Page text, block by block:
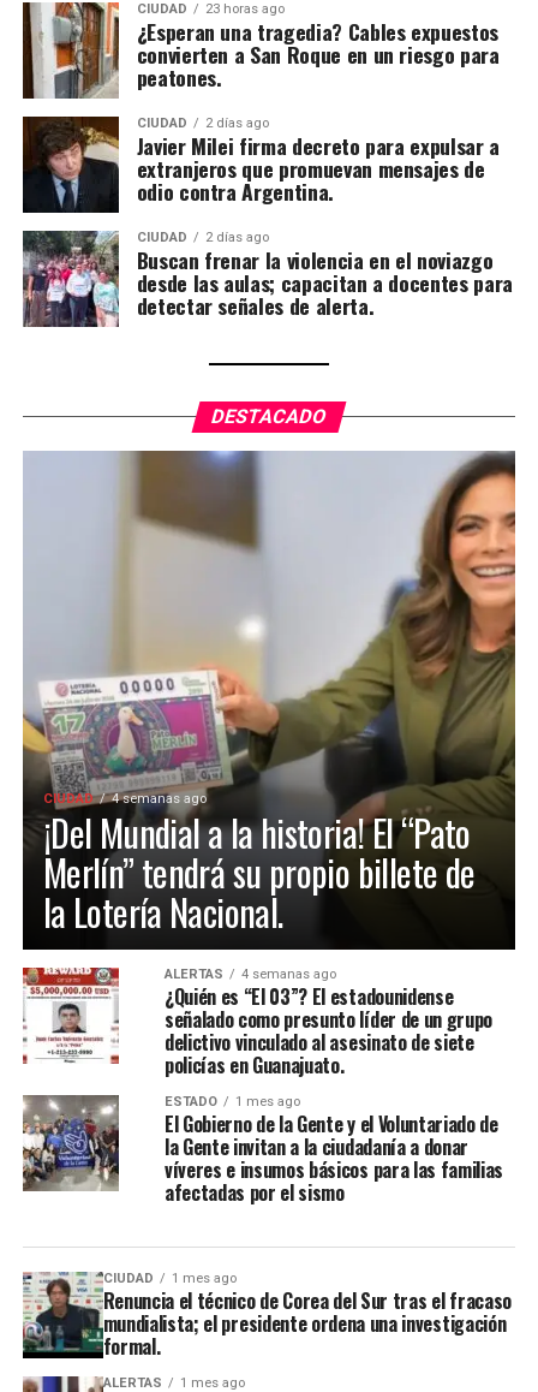
CIUDAD 23 horas ago
¿Esperan una tragedia? Cables expuestos
convierten a San Roque en un riesgo para
peatones.
CIUDAD 2 días ago
Javier Milei firma decreto para expulsar a
extranjeros que promuevan mensajes de
odio contra Argentina.
CIUDAD 2 días ago
Buscan frenar la violencia en el noviazgo
desde las aulas; capacitan a docentes para
detectar señales de alerta.
DESTACADO
CIUDAD 4 semanas ago
¡Del Mundial a la historia! El “Pato
Merlín” tendrá su propio billete de
la Lotería Nacional.
ALERTAS 4 semanas ago
¿Quién es “El 03”? El estadounidense
señalado como presunto líder de un grupo
delictivo vinculado al asesinato de siete
policías en Guanajuato.
ESTADO 1 mes ago
El Gobierno de la Gente y el Voluntariado de
la Gente invitan a la ciudadanía a donar
víveres e insumos básicos para las familias
afectadas por el sismo
CIUDAD 1 mes ago
Renuncia el técnico de Corea del Sur tras el fracaso
mundialista; el presidente ordena una investigación
formal.
ALERTAS 1 mes ago